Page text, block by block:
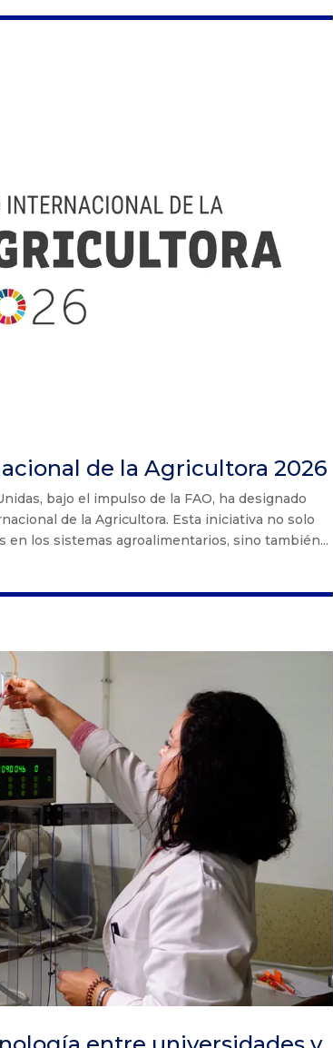
de la Agricultora 2026
bajo el impulso de la FAO, ha designado
de la Agricultora. Esta iniciativa no solo
en los sistemas agroalimentarios, sino también...